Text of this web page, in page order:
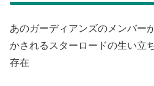
あのガーディアンズのメンバー
かされるスターロードの生い立
存在